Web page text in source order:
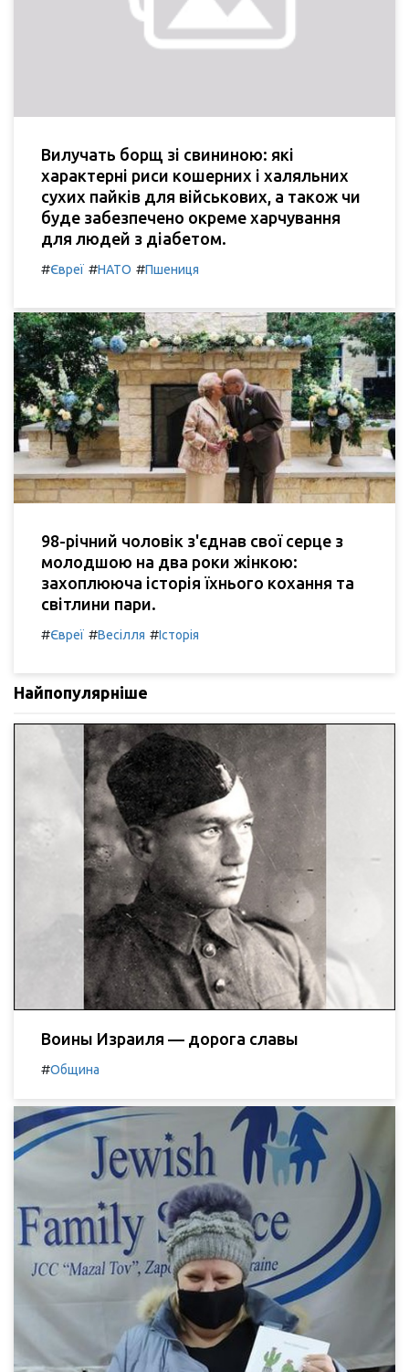
Вилучать борщ зі свининою: які
характерні риси кошерних і халяльних
сухих пайків для військових, а також чи
буде забезпечено окреме харчування
для людей з діабетом.
#Євреї #НАТО #Пшениця
98-річний чоловік з'єднав свої серце з
молодшою на два роки жінкою:
захоплююча історія їхнього кохання та
світлини пари.
#Євреї #Весілля #Історія
Найпопулярніше
Воины Израиля — дорога славы
#Община